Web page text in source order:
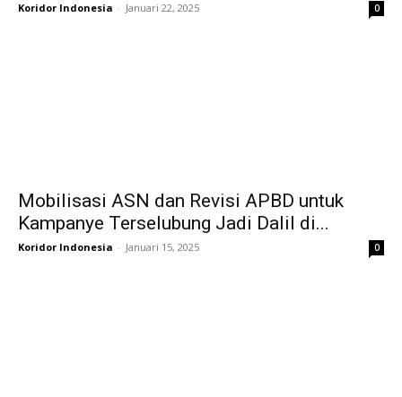
Koridor Indonesia - Januari 22, 2025 0
Mobilisasi ASN dan Revisi APBD untuk
Kampanye Terselubung Jadi Dalil di...
Koridor Indonesia - Januari 15, 2025 0